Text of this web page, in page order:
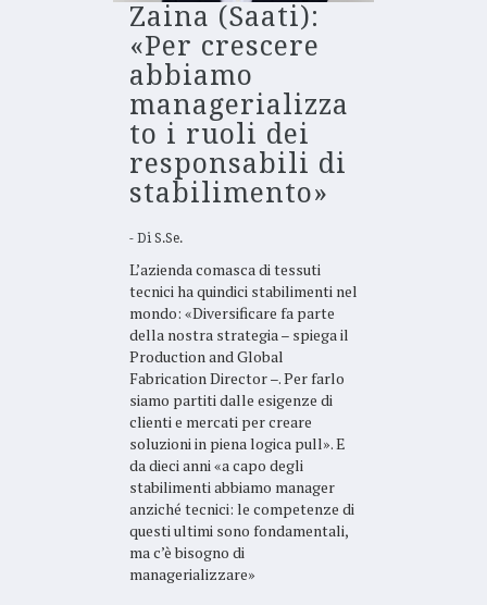
Zaina (Saati):
«Per crescere
abbiamo
managerializza
to i ruoli dei
responsabili di
stabilimento»
Di S.Se.
L’azienda comasca di tessuti
tecnici ha quindici stabilimenti nel
mondo: «Diversificare fa parte
della nostra strategia – spiega il
Production and Global
Fabrication Director –. Per farlo
siamo partiti dalle esigenze di
clienti e mercati per creare
soluzioni in piena logica pull». E
da dieci anni «a capo degli
stabilimenti abbiamo manager
anziché tecnici: le competenze di
questi ultimi sono fondamentali,
ma c’è bisogno di
managerializzare»